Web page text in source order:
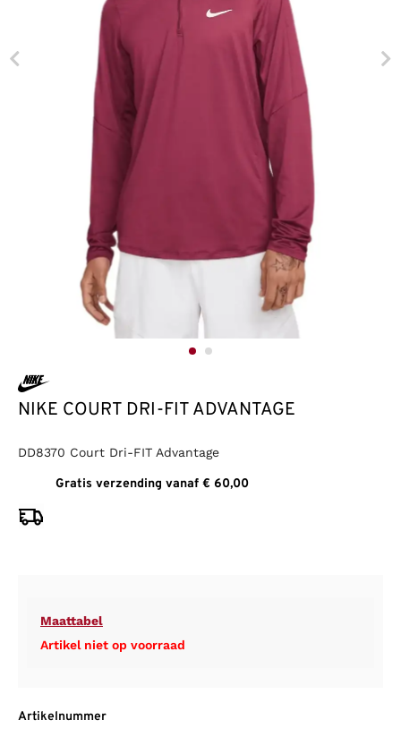
NIKE COURT DRI-FIT ADVANTAGE
DD8370 Court Dri-FIT Advantage
Gratis verzending vanaf € 60,00
Maattabel
Artikel niet op voorraad
Artikelnummer